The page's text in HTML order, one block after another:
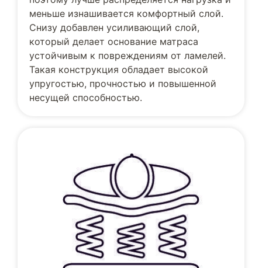
меньше изнашивается комфортный слой.
Снизу добавлен усиливающий слой,
который делает основание матраса
устойчивым к повреждениям от ламелей.
Такая конструкция обладает высокой
упругостью, прочностью и повышенной
несущей способностью.